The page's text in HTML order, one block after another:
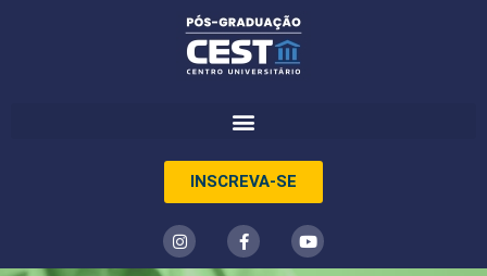
INSCREVA-SE